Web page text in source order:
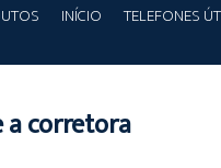
INÍCIO TELEFONES
a corretora